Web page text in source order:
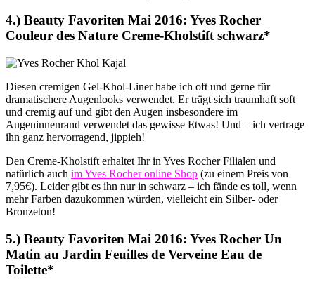
4.) Beauty Favoriten Mai 2016: Yves Rocher
Couleur des Nature Creme-Kholstift schwarz*
Diesen cremigen Gel-Khol-Liner habe ich oft und gerne für
dramatischere Augenlooks verwendet. Er trägt sich traumhaft soft
und cremig auf und gibt den Augen insbesondere im
Augeninnenrand verwendet das gewisse Etwas! Und – ich vertrage
ihn ganz hervorragend, jippieh!
Den Creme-Kholstift erhaltet Ihr in Yves Rocher Filialen und
natürlich auch im Yves Rocher online Shop (zu einem Preis von
7,95€). Leider gibt es ihn nur in schwarz – ich fände es toll, wenn
mehr Farben dazukommen würden, vielleicht ein Silber- oder
Bronzeton!
5.) Beauty Favoriten Mai 2016: Yves Rocher Un
Matin au Jardin Feuilles de Verveine Eau de
Toilette*